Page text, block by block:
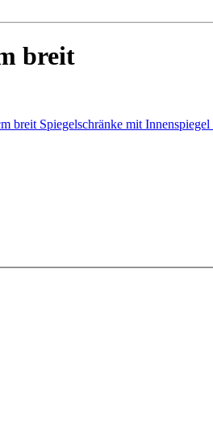
breit
breit Spiegelschränke mit Innenspiegel